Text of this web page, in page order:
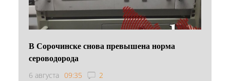
В Сорочинске снова превышена норма
сероводорода
6 августа 09:35 2